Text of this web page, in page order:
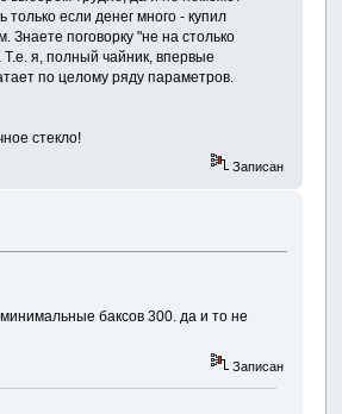
если денег много - купил
Знаете поговорку "не на столько
я, полный чайник, впервые
по целому ряду параметров.
стекло!
Записан
баксов 300. да и то не
Записан